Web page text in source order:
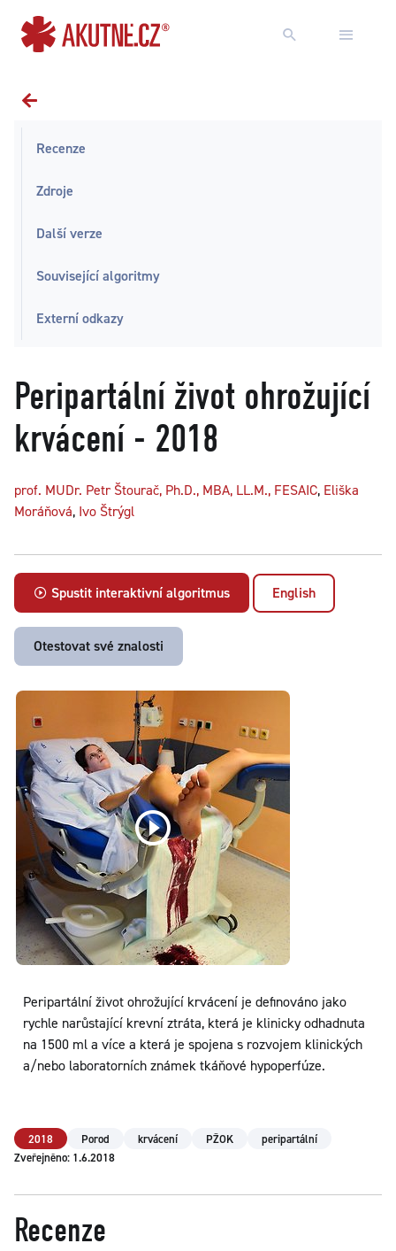
Peripartální život ohrožující
krvácení - 2018
prof. MUDr. Petr Štourač, Ph.D., MBA, LL.M., FESAIC, Eliška
Moráňová, Ivo Štrýgl
Spustit interaktivní algoritmus English
Otestovat své znalosti
Peripartální život ohrožující krvácení je definováno jako
rychle narůstající krevní ztráta, která je klinicky odhadnuta
na 1500 ml a více a která je spojena s rozvojem klinických
a/nebo laboratorních známek tkáňové hypoperfúze.
2018 Porod krvácení PŽOK
peripartální
Zveřejněno: 1.6.2018
Recenze
Recenze
Zdroje
Další verze
Související algoritmy
Externí odkazy